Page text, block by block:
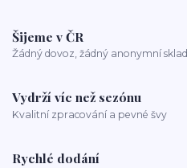
Šijeme v ČR
Žádný dovoz, žádný anonymní sklad
Vydrží víc než sezónu
Kvalitní zpracování a pevné švy
Rychlé dodání